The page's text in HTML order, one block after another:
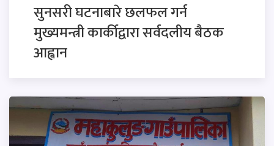
सुनसरी घटनाबारे छलफल गर्न
मुख्यमन्त्री कार्कीद्वारा सर्वदलीय बैठक
आह्वान